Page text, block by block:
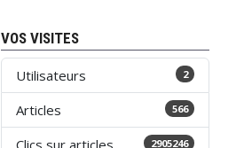
VOS VISITES
Utilisateurs 2
Articles 566
Clics sur articles 2905246